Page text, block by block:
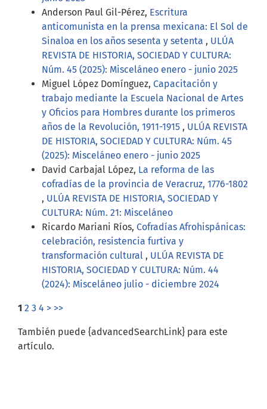
Anderson Paul Gil-Pérez, Escritura
anticomunista en la prensa mexicana: El Sol de
Sinaloa en los años sesenta y setenta , ULÚA
REVISTA DE HISTORIA, SOCIEDAD Y CULTURA:
Núm. 45 (2025): Misceláneo enero - junio 2025
Miguel López Domínguez, Capacitación y
trabajo mediante la Escuela Nacional de Artes
y Oficios para Hombres durante los primeros
años de la Revolución, 1911-1915 , ULÚA REVISTA
DE HISTORIA, SOCIEDAD Y CULTURA: Núm. 45
(2025): Misceláneo enero - junio 2025
David Carbajal López, La reforma de las
cofradías de la provincia de Veracruz, 1776-1802
, ULÚA REVISTA DE HISTORIA, SOCIEDAD Y
CULTURA: Núm. 21: Misceláneo
Ricardo Mariani Ríos, Cofradías Afrohispánicas:
celebración, resistencia furtiva y
transformación cultural , ULÚA REVISTA DE
HISTORIA, SOCIEDAD Y CULTURA: Núm. 44
(2024): Misceláneo julio - diciembre 2024
1 2 3 4 > >>
También puede {advancedSearchLink} para este
artículo.